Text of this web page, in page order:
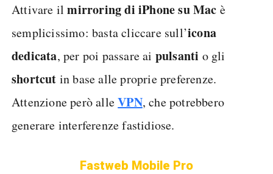
Attivare ilmirroring di iPhone su Mac è
semplicissimo: basta cliccare sull’icona
dedicata, per poi passare ai pulsanti o gli
shortcut in base alle proprie preferenze.
Attenzione però alleVPN, che potrebbero
generare interferenze fastidiose.
Fastweb Mobile Pro